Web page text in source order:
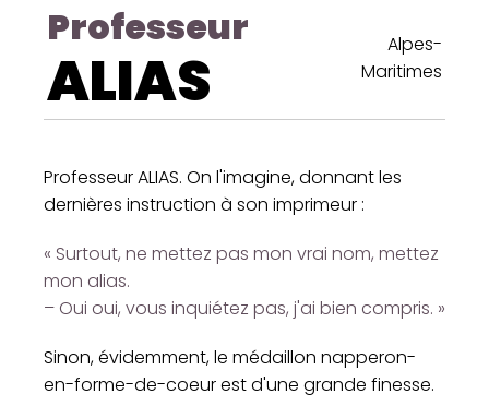
Professeur
ALIAS
Alpes-
Maritimes
Professeur ALIAS. On l'imagine, donnant les
dernières instruction à son imprimeur :
« Surtout, ne mettez pas mon vrai nom, mettez
mon alias.
– Oui oui, vous inquiétez pas, j'ai bien compris. »
Sinon, évidemment, le médaillon napperon-
en-forme-de-coeur est d'une grande finesse.